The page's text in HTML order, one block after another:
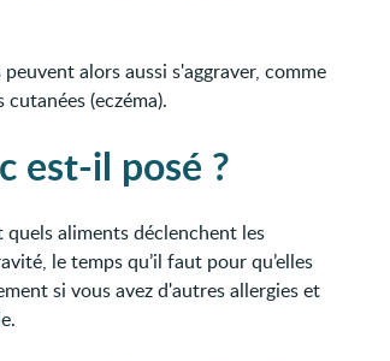
alors aussi s'aggraver, comme
(eczéma).
est-il posé ?
quels aliments déclenchent les
le temps qu’il faut pour qu’elles
si vous avez d'autres allergies et